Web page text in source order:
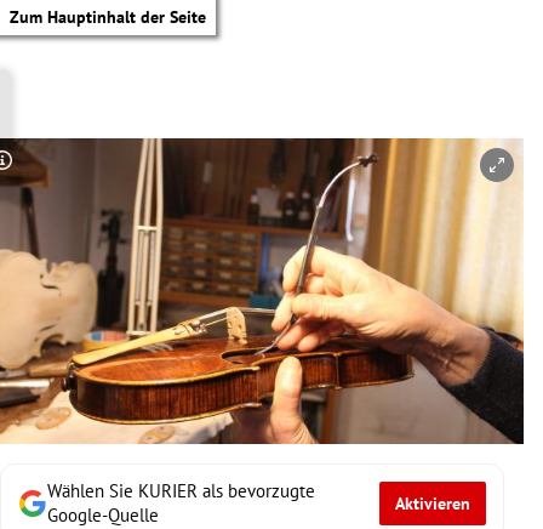
Zum Hauptinhalt der Seite
Untermenü
Wählen Sie KURIER als bevorzugte
Google-Quelle
Aktivieren
Copyright-Hinweis öffnen/schließen